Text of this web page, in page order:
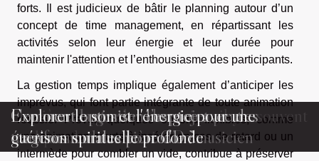
forts. Il est judicieux de bâtir le planning autour d’un
concept de time management, en répartissant les
activités selon leur énergie et leur durée pour
maintenir l'attention et l’enthousiasme des participants.
La gestion temps implique également d’anticiper les
imprévus, qui font partie intégrante de toute animation
réussie. Prévoir quelques options flexibles, comme
une animation courte à insérer en cas de retard ou un
intermède pour combler un vide, contribue à préserver
Derrière chaque bon musicien, il y a souvent
quelques heures de piano
Comment la gestion de projet peut
transformer la carrière d’un musicien
Comment optimiser l’espace avec des
étagères murales pour CD ?
Explorer le son et l'énergie pour une
guérison spirituelle profonde